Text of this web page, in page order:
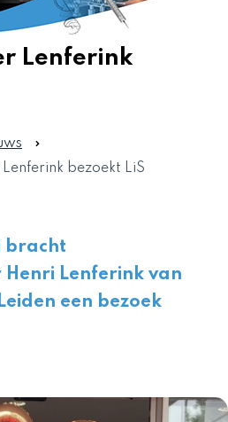
Lenferink
bezoekt LiS
bracht
Henri Lenferink van
een bezoek